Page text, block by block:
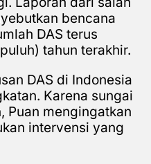
bencana
DAS terus
tahun terakhir.
DAS di Indonesia
Karena sungai
Puan mengingatkan
intervensi yang